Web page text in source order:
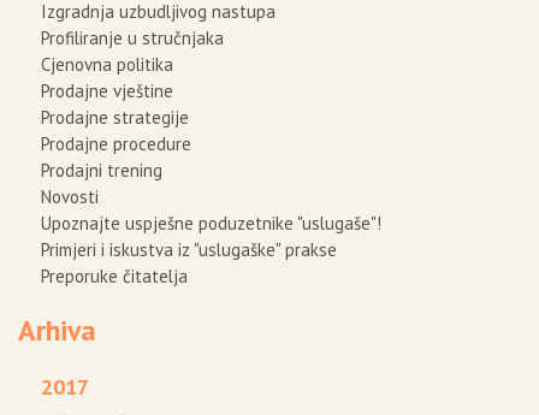
Izgradnja uzbudljivog nastupa
Profiliranje u stručnjaka
Cjenovna politika
Prodajne vještine
Prodajne strategije
Prodajne procedure
Prodajni trening
Novosti
Upoznajte uspješne poduzetnike "uslugaše"!
Primjeri i iskustva iz "uslugaške" prakse
Preporuke čitatelja
Arhiva
2017